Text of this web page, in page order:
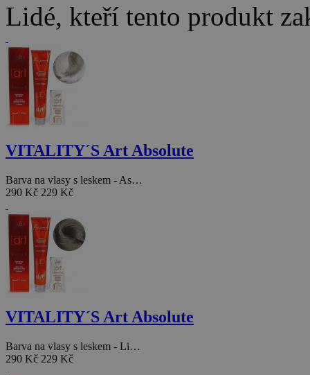
Lidé, kteří tento produkt
VITALITY´S Art Absolute
Barva na vlasy s leskem - As…
290 Kč 229 Kč
VITALITY´S Art Absolute
Barva na vlasy s leskem - Li…
290 Kč 229 Kč